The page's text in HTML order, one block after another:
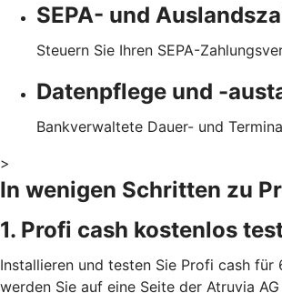
SEPA- und
Steuern Sie Ihren SEPA-
Datenpflege und -
Bankverwaltete Dauer- und
>
In wenigen Schritten zu
1. Profi cash kostenlos
Installieren und testen Sie Profi cash
werden Sie auf eine Seite der Atruvia